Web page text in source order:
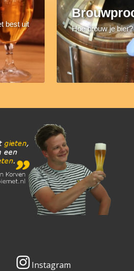
best uit
Hoe brouw je bier?
Instagram